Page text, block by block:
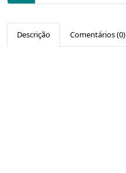
Descrição Comentários (0)